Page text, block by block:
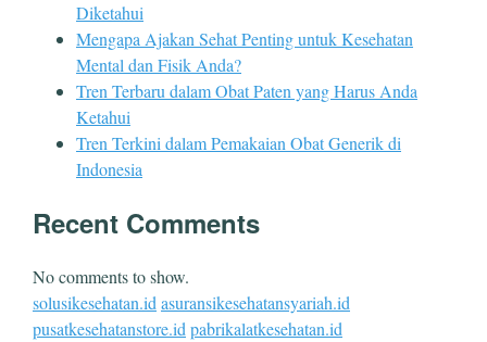
Diketahui
Mengapa Ajakan Sehat Penting untuk Kesehatan
Mental dan Fisik Anda?
Tren Terbaru dalam Obat Paten yang Harus Anda
Ketahui
Tren Terkini dalam Pemakaian Obat Generik di
Indonesia
Recent Comments
No comments to show.
solusikesehatan.idasuransikesehatansyariah.id
pusatkesehatanstore.idpabrikalatkesehatan.id